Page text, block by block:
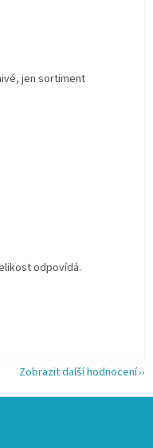
5 hvězdiček.
jen sortiment
5 hvězdiček.
5 hvězdiček.
odpovídá.
5 hvězdiček.
Zobrazit další hodnocení